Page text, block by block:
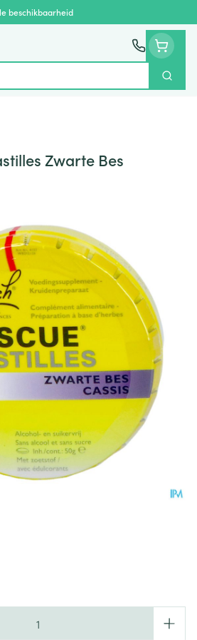
beschikbaarheid
Zoek
Zwarte Bes